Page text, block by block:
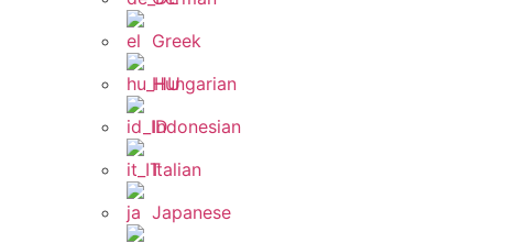
Greek
Hungarian
Indonesian
Italian
Japanese